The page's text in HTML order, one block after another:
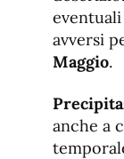
avversi
Maggio.
anche a